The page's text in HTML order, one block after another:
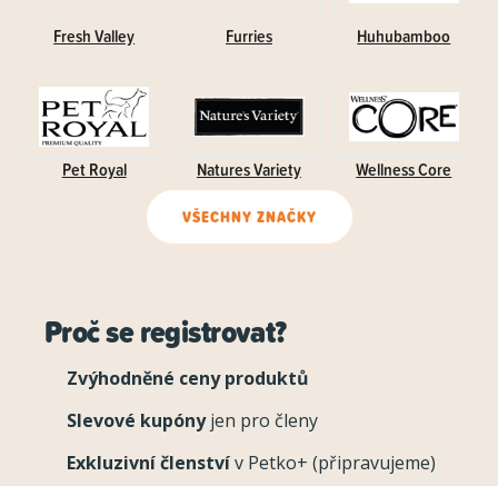
Fresh Valley Furries Huhubamboo
Pet Royal Natures Variety Wellness Core
VŠECHNY ZNAČKY
Proč se registrovat?
Zvýhodněné ceny produktů
Slevové kupónyjen pro členy
Exkluzivní členstvív Petko+ (připravujeme)